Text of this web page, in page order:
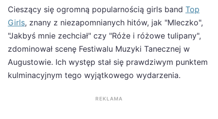
Cieszący się ogromną popularnością girls band Top
Girls, znany z niezapomnianych hitów, jak "Mleczko",
"Jakbyś mnie zechciał" czy "Róże i różowe tulipany",
zdominował scenę Festiwalu Muzyki Tanecznej w
Augustowie. Ich występ stał się prawdziwym punktem
kulminacyjnym tego wyjątkowego wydarzenia.
REKLAMA